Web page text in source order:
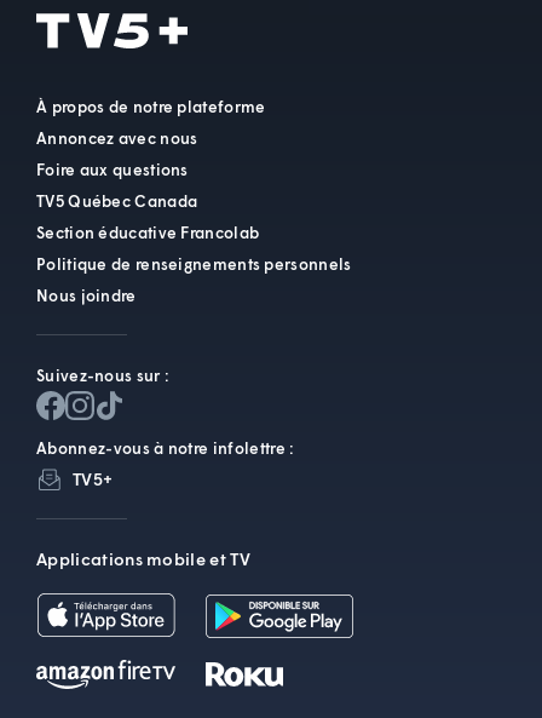
À propos de notre plateforme
Annoncez avec nous
Foire aux questions
TV5 Québec Canada
Section éducative Francolab
Politique de renseignements personnels
Nous joindre
Suivez-nous sur :
Abonnez-vous à notre infolettre :
TV5+
Applications mobile et TV